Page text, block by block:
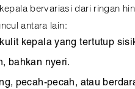
bervariasi dari ringan
antara lain:
kepala yang tertutup
bahkan nyeri.
pecah-pecah, atau